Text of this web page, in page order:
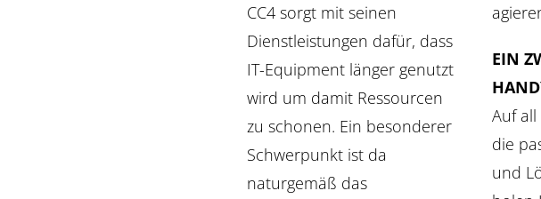
CC4 sorgt mit seinen
Dienstleistungen dafür, dass
IT-Equipment länger genutzt
wird um damit Ressourcen
zu schonen. Ein besonderer
Schwerpunkt ist da
naturgemäß das
EIN
Auf all
die
und